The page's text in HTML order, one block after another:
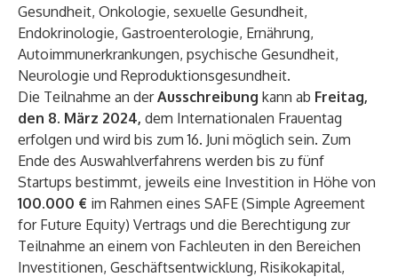
Gesundheit, Onkologie, sexuelle Gesundheit,
Endokrinologie, Gastroenterologie, Ernährung,
Autoimmunerkrankungen, psychische Gesundheit,
Neurologie und Reproduktionsgesundheit.
Die Teilnahme an derAusschreibung kann ab Freitag,
den 8. März 2024, dem Internationalen Frauentag
erfolgen und wird bis zum 16. Juni möglich sein. Zum
Ende des Auswahlverfahrens werden bis zu fünf
Startups bestimmt, jeweils eine Investition in Höhe von
100.000 € im Rahmen eines SAFE (Simple Agreement
for Future Equity) Vertrags und die Berechtigung zur
Teilnahme an einem von Fachleuten in den Bereichen
Investitionen, Geschäftsentwicklung, Risikokapital,